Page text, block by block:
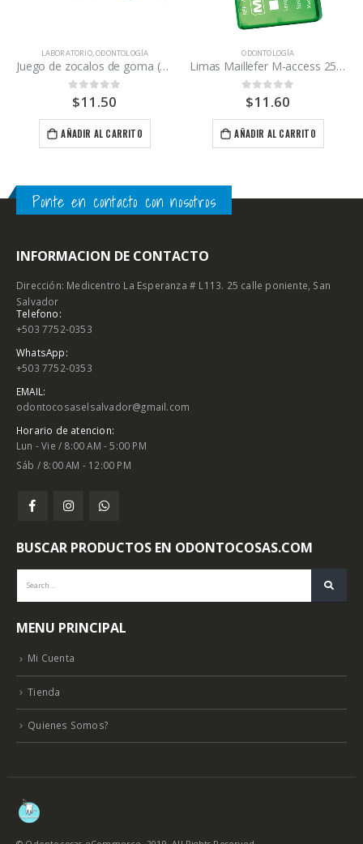
LABORATORIO,ODONTOLOGÍA
Juego de zocalos de goma (6 unidades)
0out of 5
$11.50
AÑADIR AL CARRITO
ODONTOLOGÍA
Limas Maillefer M-access 25mm 15-40
0out of 5
$11.60
AÑADIR AL CARRITO
Ponte en contacto con nosotros
INFORMACION DE CONTACTO
Dirección: Medicentro La Esperanza # L113. 25 calle poniente, San
Salvador
Telefono:
+503 7752-0353
WhatsApp:
+503 7752-0353
EMAIL:
odontocosaselsalvador@gmail.com
Horario de atencion:
Lun - Vie / 8:00 AM - 5:00 PM
Sáb / 8:00 AM - 12:00 PM
BUSCAR PRODUCTOS EN ODONTOCOSAS.COM
MENU PRINCIPAL
Mi Cuenta
Tienda
Quienes Somos?